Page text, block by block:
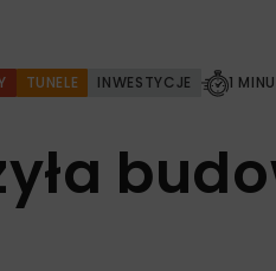
TUNELE INWESTYCJE 1